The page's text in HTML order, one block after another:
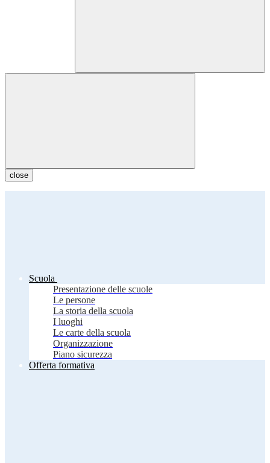
close
Scuola
Presentazione delle scuole
Le persone
La storia della scuola
I luoghi
Le carte della scuola
Organizzazione
Piano sicurezza
Offerta formativa